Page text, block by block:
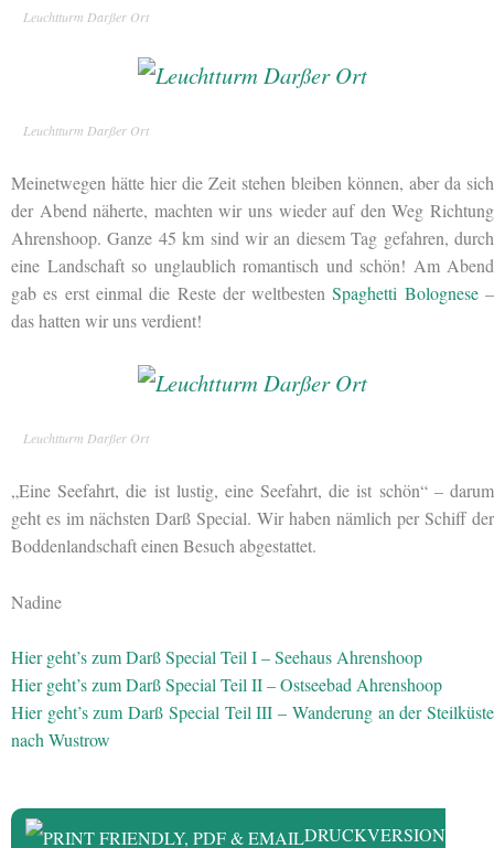
Leuchtturm Darßer Ort
Leuchtturm Darßer Ort
Meinetwegen hätte hier die Zeit stehen bleiben können, aber da sich
der Abend näherte, machten wir uns wieder auf den Weg Richtung
Ahrenshoop. Ganze 45 km sind wir an diesem Tag gefahren, durch
eine Landschaft so unglaublich romantisch und schön! Am Abend
gab es erst einmal die Reste der weltbestenSpaghetti Bolognese–
das hatten wir uns verdient!
Leuchtturm Darßer Ort
„Eine Seefahrt, die ist lustig, eine Seefahrt, die ist schön“ – darum
geht es im nächsten Darß Special. Wir haben nämlich per Schiff der
Boddenlandschaft einen Besuch abgestattet.
Nadine
Hier geht’s zum Darß Special Teil I – Seehaus Ahrenshoop
Hier geht’s zum Darß Special Teil II – Ostseebad Ahrenshoop
Hier geht’s zum Darß Special Teil III – Wanderung an der Steilküste
nach Wustrow
DRUCKVERSION